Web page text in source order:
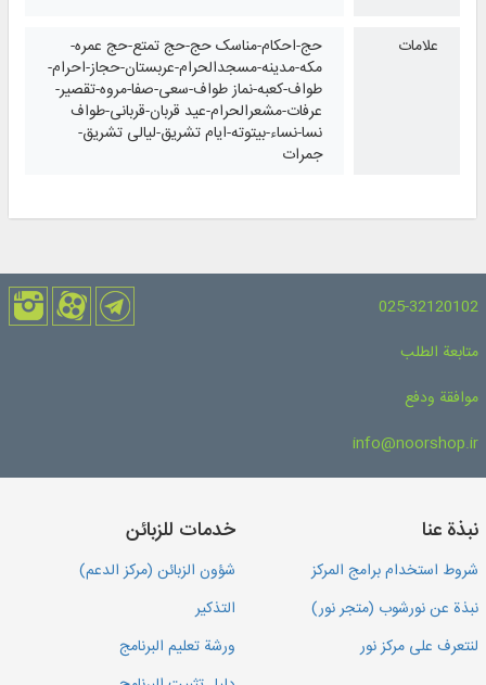
علامات
حج-احکام-مناسک حج-حج تمتع-حج عمره-
مکه-مدینه-مسجدالحرام-عربستان-حجاز-احرام-
طواف-کعبه-نماز طواف-سعی-صفا-مروه-تقصیر-
عرفات-مشعرالحرام-عید قربان-قربانی-طواف
نسا-نساء-بیتوته-ایام تشریق-لیالی تشریق-
جمرات
025-32120102
متابعة الطلب
موافقة ودفع
info@noorshop.ir
نبذة عنا
شروط استخدام برامج المركز
نبذة عن نورشوب (متجر نور)
لنتعرف على مركز نور
خدمات للزبائن
شؤون الزبائن (مركز الدعم)
التذكير
ورشة تعليم البرنامج